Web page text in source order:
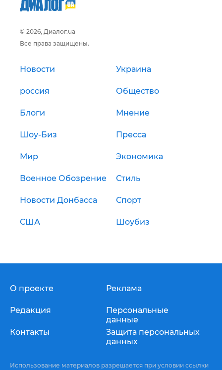
© 2026, Диалог.ua
Все права защищены.
Новости Украина
россия Общество
Блоги Мнение
Шоу-Биз Пресса
Мир Экономика
Военное Обозрение Стиль
Новости Донбасса Спорт
США Шоубиз
О проекте
Редакция
Контакты
Реклама
Персональные
данные
Защита персональных
данных
Использование материалов разрешается при условии ссылки